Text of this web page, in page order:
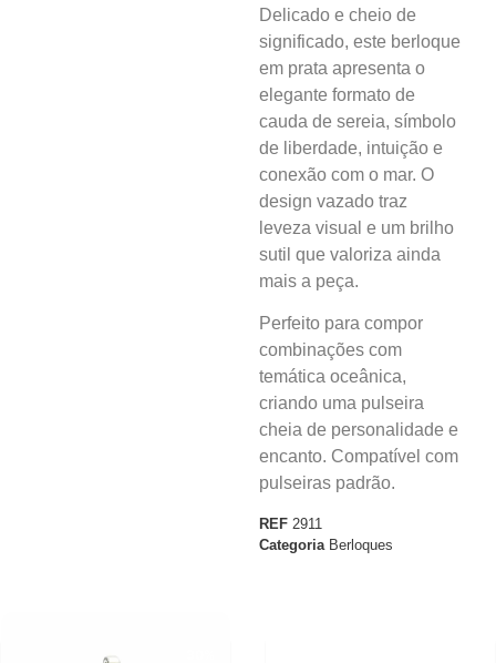
Delicado e cheio de
significado, este berloque
em prata apresenta o
elegante formato de
cauda de sereia, símbolo
de liberdade, intuição e
conexão com o mar. O
design vazado traz
leveza visual e um brilho
sutil que valoriza ainda
mais a peça.
Perfeito para compor
combinações com
temática oceânica,
criando uma pulseira
cheia de personalidade e
encanto. Compatível com
pulseiras padrão.
REF 2911
Categoria Berloques